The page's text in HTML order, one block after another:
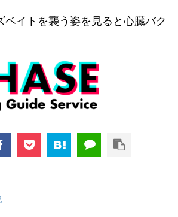
ベイトを襲う姿を見ると心臓バク